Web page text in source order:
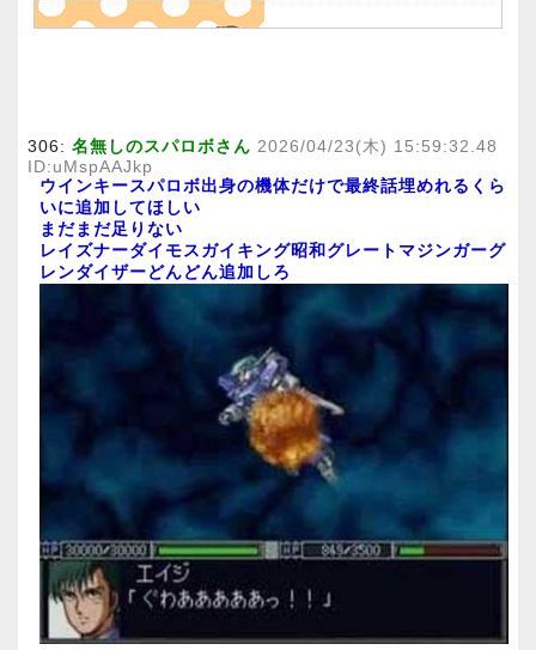
306: 名無しのスパロボさん 2026/04/23(木) 15:59:32.48
ID:uMspAAJkp
ウインキースパロボ出身の機体だけで最終話埋めれるくら
いに追加してほしい
まだまだ足りない
レイズナーダイモスガイキング昭和グレートマジンガーグ
レンダイザーどんどん追加しろ